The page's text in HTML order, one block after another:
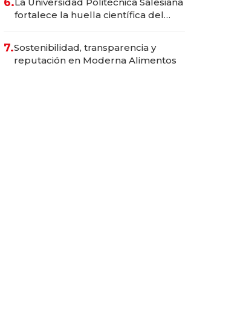
fortalece la huella científica del
7.Sostenibilidad, transparencia y
reputación en Moderna Alimentos